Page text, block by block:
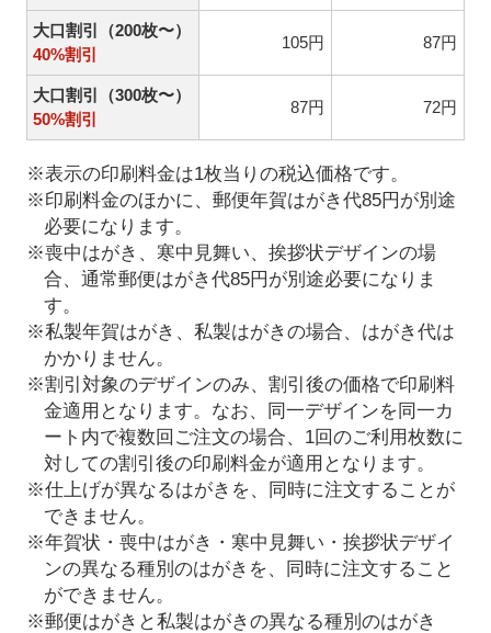
大口割引（200枚〜）
40%割引
105円 87円
大口割引（300枚〜）
50%割引
87円 72円
※表示の印刷料金は1枚当りの税込価格です。
※印刷料金のほかに、郵便年賀はがき代85円が別途
必要になります。
※喪中はがき、寒中見舞い、挨拶状デザインの場
合、通常郵便はがき代85円が別途必要になりま
す。
※私製年賀はがき、私製はがきの場合、はがき代は
かかりません。
※割引対象のデザインのみ、割引後の価格で印刷料
金適用となります。なお、同一デザインを同一カ
ート内で複数回ご注文の場合、1回のご利用枚数に
対しての割引後の印刷料金が適用となります。
※仕上げが異なるはがきを、同時に注文することが
できません。
※年賀状・喪中はがき・寒中見舞い・挨拶状デザイ
ンの異なる種別のはがきを、同時に注文すること
ができません。
※郵便はがきと私製はがきの異なる種別のはがき